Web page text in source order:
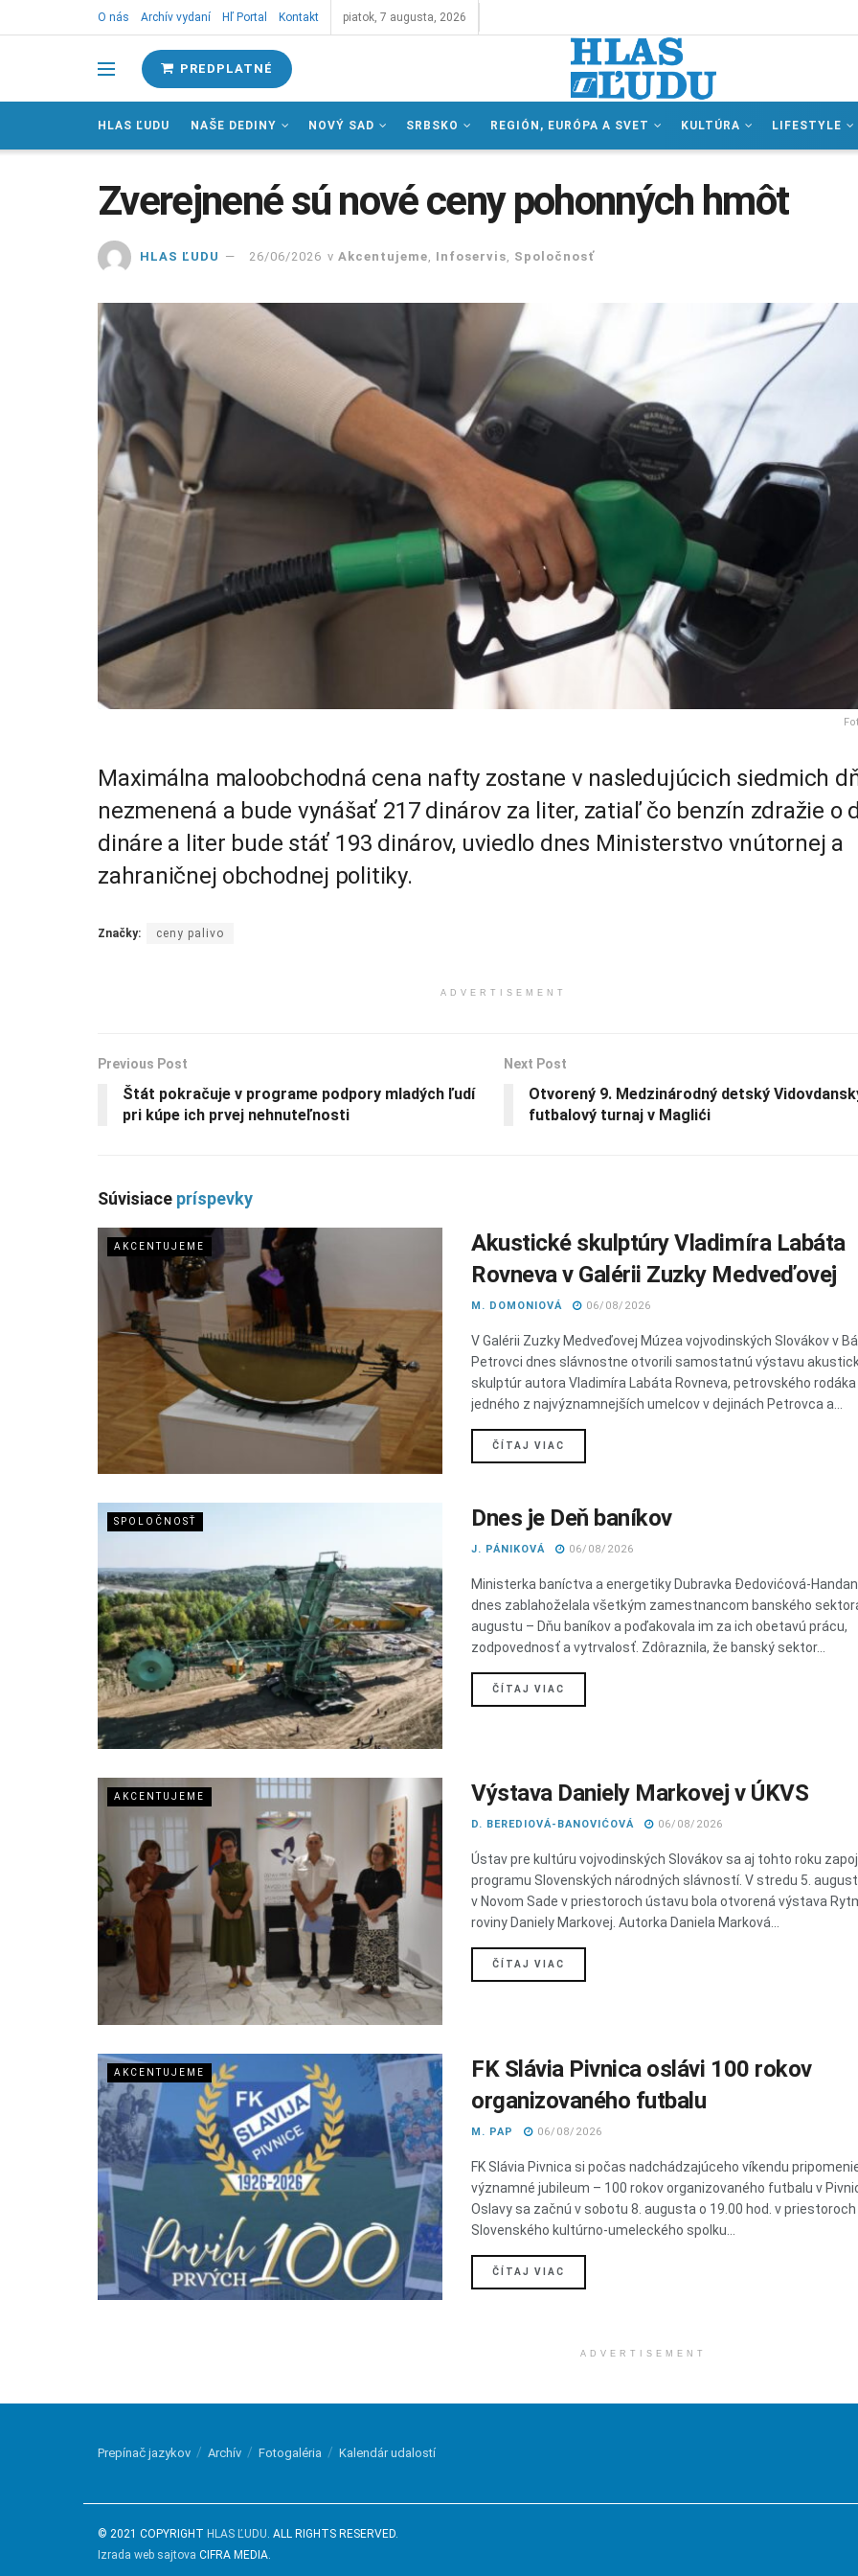
O nás Archív vydaní Hľ Portal Kontakt piatok, 7 augusta, 2026
PREDPLATNÉ
HLAS ĽUDU NAŠE DEDINY NOVÝ SAD SRBSKO REGIÓN, EURÓPA A SVET KULTÚRA LIFESTYLE
Zverejnené sú nové ceny pohonných hmôt
HLAS ĽUDU 26/06/2026 v Akcentujeme Infoservis Spoločnosť
Maximálna maloobchodná cena nafty zostane v nasledujúcich siedmich
nezmenená a bude vynášať 217 dinárov za liter, zatiaľ čo benzín zdražie o
dináre a liter bude stáť 193 dinárov, uviedlo dnes Ministerstvo vnútornej a
zahraničnej obchodnej politiky.
Značky: ceny palivo
ADVERTISEMENT
Previous Post
Štát pokračuje v programe podpory mladých ľudí
pri kúpe ich prvej nehnuteľnosti
Next Post
Otvorený 9. Medzinárodný detský
futbalový turnaj v Maglići
Súvisiace príspevky
AKCENTUJEME
Akustické skulptúry Vladimíra Labáta
Rovneva v Galérii Zuzky Medveďovej
M. DOMONIOVÁ 06/08/2026
V Galérii Zuzky Medveďovej Múzea vojvodinských Slovákov v
Petrovci dnes slávnostne otvorili samostatnú výstavu
skulptúr autora Vladimíra Labáta Rovneva, petrovského rodáka
jedného z najvýznamnejších umelcov v dejinách Petrovca a...
ČÍTAJ VIAC
SPOLOČNOSŤ Dnes je Deň baníkov
J. PÁNIKOVÁ 06/08/2026
Ministerka baníctva a energetiky Dubravka Đedovićová-
dnes zablahoželala všetkým zamestnancom banského
augustu – Dňu baníkov a poďakovala im za ich obetavú prácu,
zodpovednosť a vytrvalosť. Zdôraznila, že banský sektor...
ČÍTAJ VIAC
AKCENTUJEME Výstava Daniely Markovej v ÚKVS
D. BEREDIOVÁ-BANOVIĆOVÁ 06/08/2026
Ústav pre kultúru vojvodinských Slovákov sa aj tohto roku
programu Slovenských národných slávností. V stredu 5.
v Novom Sade v priestoroch ústavu bola otvorená výstava
roviny Daniely Markovej. Autorka Daniela Marková...
ČÍTAJ VIAC
AKCENTUJEME
FK Slávia Pivnica oslávi 100 rokov
organizovaného futbalu
M. PAP 06/08/2026
FK Slávia Pivnica si počas nadchádzajúceho víkendu
významné jubileum – 100 rokov organizovaného futbalu v
Oslavy sa začnú v sobotu 8. augusta o 19.00 hod. v priestoroch
Slovenského kultúrno-umeleckého spolku...
ČÍTAJ VIAC
ADVERTISEMENT
Prepínač jazykov Archív Fotogaléria Kalendár udalostí
© 2021 COPYRIGHT HLAS ĽUDU. ALL RIGHTS RESERVED.
Izrada web sajtova CIFRA MEDIA.